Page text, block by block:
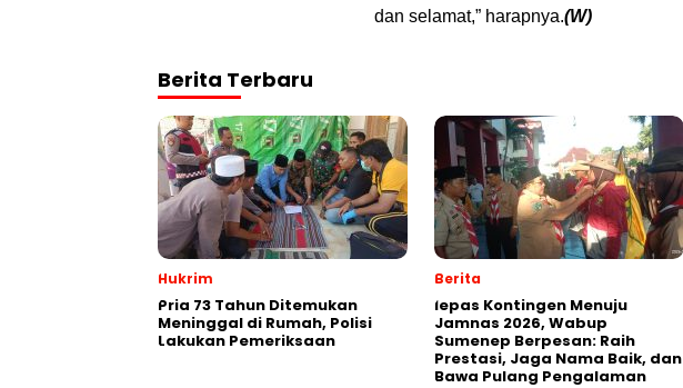
dan selamat,” harapnya.(W)
Berita Terbaru
Hukrim
Pria 73 Tahun Ditemukan
Meninggal di Rumah, Polisi
Lakukan Pemeriksaan
Berita
lepas Kontingen Menuju
Jamnas 2026, Wabup
Sumenep Berpesan: Raih
Prestasi, Jaga Nama Baik, dan
Bawa Pulang Pengalaman